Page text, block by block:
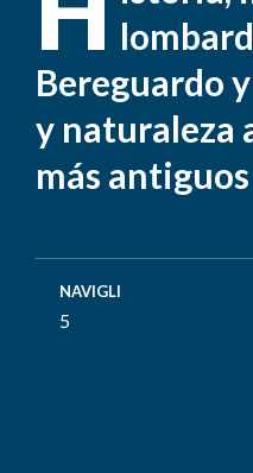
Bereguardo
y naturaleza
más
NAVIGLI
5